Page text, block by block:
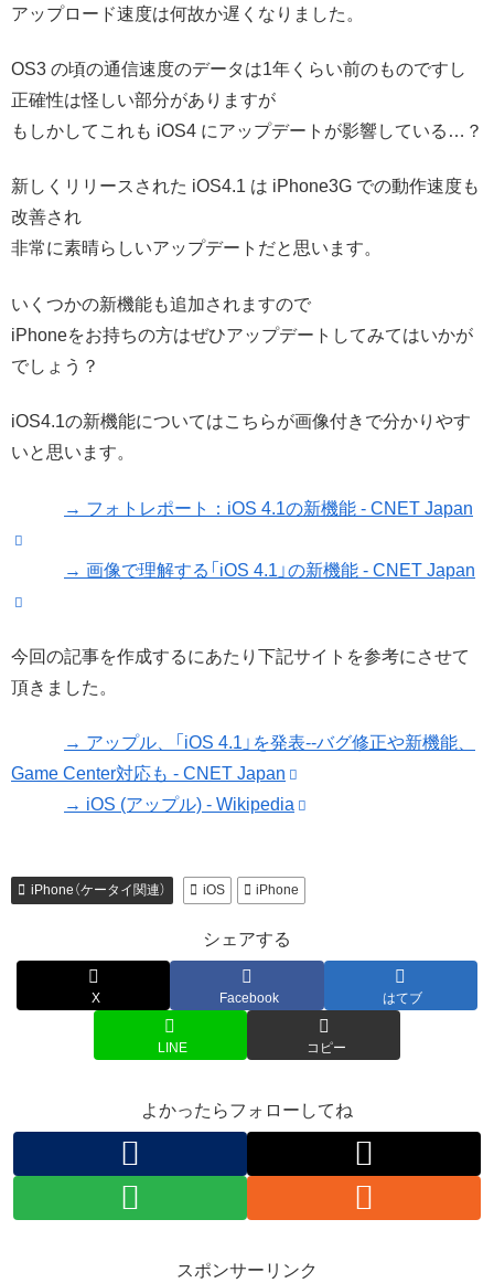
アップロード速度は何故か遅くなりました。
OS3 の頃の通信速度のデータは1年くらい前のものですし
正確性は怪しい部分がありますが
もしかしてこれも iOS4 にアップデートが影響している…？
新しくリリースされた iOS4.1 は iPhone3G での動作速度も
改善され
非常に素晴らしいアップデートだと思います。
いくつかの新機能も追加されますので
iPhoneをお持ちの方はぜひアップデートしてみてはいかが
でしょう？
iOS4.1の新機能についてはこちらが画像付きで分かりやす
いと思います。
→ フォトレポート：iOS 4.1の新機能 - CNET Japan
→ 画像で理解する「iOS 4.1」の新機能 - CNET Japan
今回の記事を作成するにあたり下記サイトを参考にさせて
頂きました。
→ アップル、「iOS 4.1」を発表--バグ修正や新機能、
Game Center対応も - CNET Japan
→ iOS (アップル) - Wikipedia
iPhone（ケータイ関連） iOS iPhone
シェアする
X Facebook はてブ
LINE コピー
よかったらフォローしてね
スポンサーリンク